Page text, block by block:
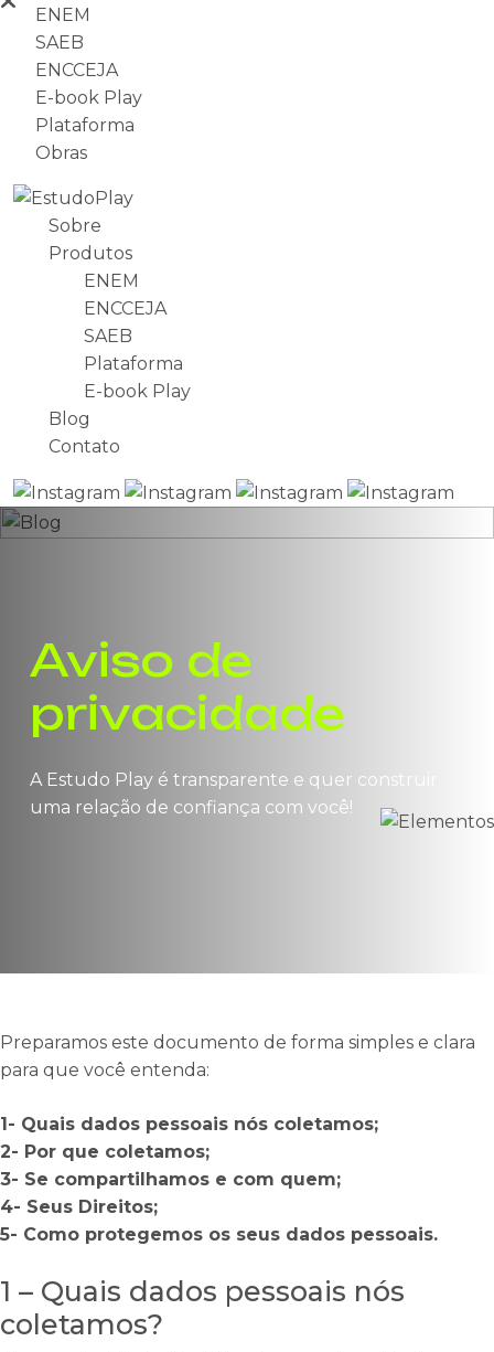
ENEM
SAEB
ENCCEJA
E-book Play
Plataforma
Obras
Sobre
Produtos
ENEM
ENCCEJA
SAEB
Plataforma
E-book Play
Blog
Contato
Aviso de
privacidade
A Estudo Play é transparente e quer construir
uma relação de confiança com você!
Preparamos este documento de forma simples e clara
para que você entenda:
1- Quais dados pessoais nós coletamos;
2- Por que coletamos;
3- Se compartilhamos e com quem;
4- Seus Direitos;
5- Como protegemos os seus dados pessoais.
1 – Quais dados pessoais nós
coletamos?